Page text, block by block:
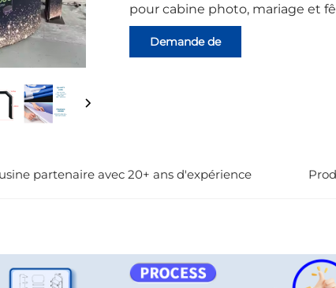
pour cabine photo, mariage et
Demande de
usine partenaire avec 20+ ans d'expérience